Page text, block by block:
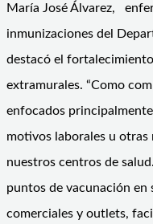
María José Álvarez,
inmunizaciones del
destacó el
extramurales. “Como
enfocados
motivos laborales u otras
nuestros centros de
puntos de vacunación en
comerciales y outlets,